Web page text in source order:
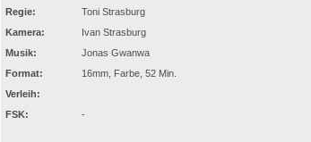
Regie:
Toni Strasburg
Kamera:
Ivan Strasburg
Musik:
Jonas Gwanwa
Format:
16mm, Farbe, 52 Min.
Verleih:
FSK:
-